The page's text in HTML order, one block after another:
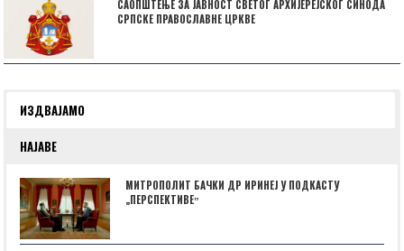
САОПШТЕЊЕ ЗА ЈАВНОСТ СВЕТОГ АРХИЈЕРЕЈСКОГ СИНОДА
СРПСКЕ ПРАВОСЛАВНЕ ЦРКВЕ
ИЗДВАЈАМО
НАЈАВЕ
МИТРОПОЛИТ БАЧКИ ДР ИРИНЕЈ У ПОДКАСТУ
„ПЕРСПЕКТИВЕˮ